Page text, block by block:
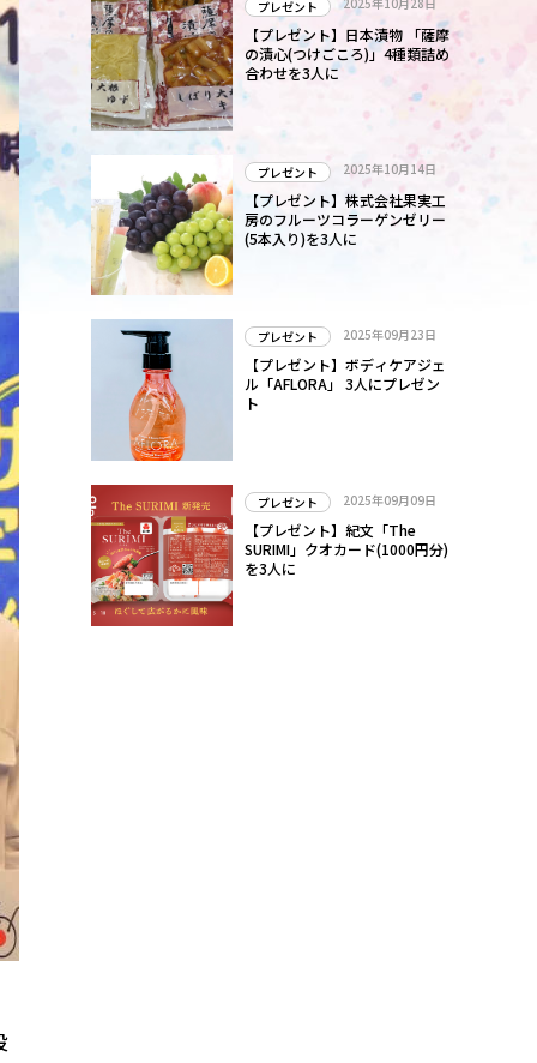
プレゼント
【プレゼント】日本漬物 「薩摩
の漬心(つけごころ)」4種類詰め
合わせを3人に
プレゼント 2025年10月14日
【プレゼント】株式会社果実工
房のフルーツコラーゲンゼリー
(5本入り)を3人に
プレゼント 2025年09月23日
【プレゼント】ボディケアジェ
ル「AFLORA」 3人にプレゼン
ト
プレゼント 2025年09月09日
【プレゼント】紀文「The
SURIMI」クオカード(1000円分)
を3人に